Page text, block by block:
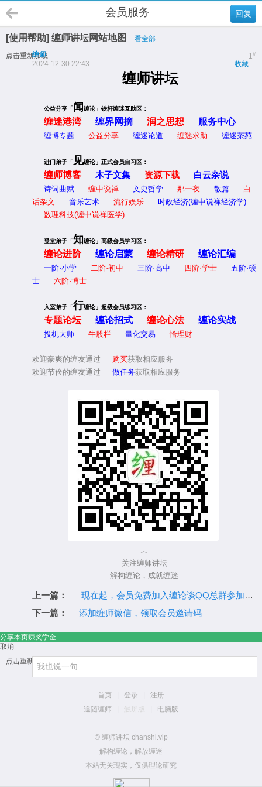
回复
会员服务
[使用帮助] 缠师讲坛网站地图 看全部
点击重新加载 1#
缠师
收藏
2024-12-30 22:43
缠师讲坛
公益分享「闻 缠论」铁杆缠迷互助区：
缠迷港湾 缠界网摘 润之思想 服务中心
缠博专题 公益分享 缠迷论道 缠迷求助 缠迷茶苑
进门弟子「见缠论」正式会员自习区：
缠师博客 木子文集 资源下载 白云杂说
诗词曲赋 缠中说禅 文史哲学 那一夜 散篇
白
话杂文
音乐艺术 流行娱乐
时政经济(缠中说禅经济学)
数理科技(缠中说禅医学)
登堂弟子「知缠论」高级会员学习区：
缠论进阶 缠论启蒙 缠论精研 缠论汇编
一阶·小学 二阶·初中 三阶·高中 四阶·学士
五阶·硕
士
六阶·博士
入室弟子「行缠论」超级会员练习区：
专题论坛 缠论招式 缠论心法 缠论实战
投机大师 牛股栏 量化交易 恰理财
欢迎豪爽的缠友通过 购买获取相应服务
欢迎节俭的缠友通过
做任务获取相应服务
︿
关注缠师讲坛
解构缠论，成就缠迷
上一篇：
现在起，会员免费加入缠论谈QQ总群参加直播！
下一篇：
添加缠师微信，领取会员邀请码
分享本页赚奖学金
取消
点击重新加载
首页 登录
注册
追随缠师
触屏版 电脑版
© 缠师讲坛 chanshi.vip
解构缠论，解放缠迷
本站无关现实，仅供理论研究